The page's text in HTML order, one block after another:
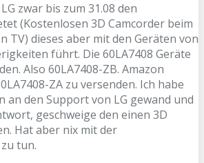
zwar bis zum 31.08 den
(Kostenlosen 3D Camcorder beim
TV) dieses aber mit den Geräten von
führt. Die 60LA7408 Geräte
Also 60LA7408-ZB. Amazon
ZA zu versenden. Ich habe
an den Support von LG gewand und
geschweige den einen 3D
Hat aber nix mit der
tun.